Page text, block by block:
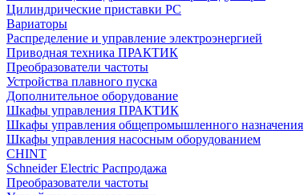
Цилиндрические приставки PC
Вариаторы
Распределение и управление электроэнергией
Приводная техника ПРАКТИК
Преобразователи частоты
Устройства плавного пуска
Дополнительное оборудование
Шкафы управления ПРАКТИК
Шкафы управления общепромышленного назначения
Шкафы управления насосным оборудованием
CHINT
Schneider Electric Распродажа
Преобразователи частоты